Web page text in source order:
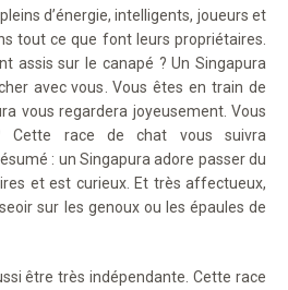
d’énergie, intelligents, joueurs et
tout ce que font leurs propriétaires.
assis sur le canapé ? Un Singapura
avec vous. Vous êtes en train de
vous regardera joyeusement. Vous
Cette race de chat vous suivra
: un Singapura adore passer du
et est curieux. Et très affectueux,
sur les genoux ou les épaules de
être très indépendante. Cette race